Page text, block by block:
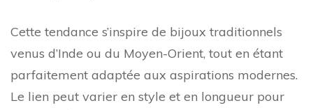
Cette tendance s’inspire de bijoux traditionnels
venus d’Inde ou du Moyen-Orient, tout en étant
parfaitement adaptée aux aspirations modernes.
Le lien peut varier en style et en longueur pour